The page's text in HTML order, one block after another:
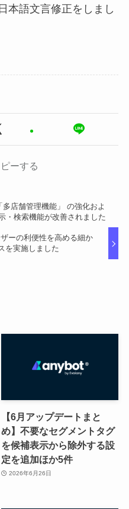
本語文言修正をしまし
ーする
多店舗管理機能」 の強化およ
・検索機能が改善されました
ーの利便性を高める細か
を実施しました
【6月アップデートまと
め】不要なセグメントタグ
を候補表示から除外する設
定を追加ほか5件
2026年6月26日